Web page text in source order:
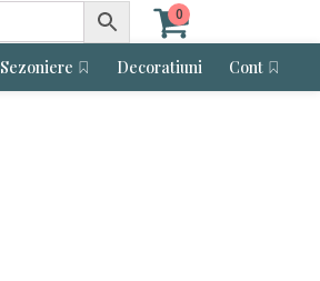
0
Sezoniere Decoratiuni Cont